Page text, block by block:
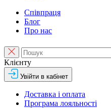
Співпраця
Блог
Про нас
Клієнту
Увійти в кабінет
Доставка і оплата
Програма лояльності